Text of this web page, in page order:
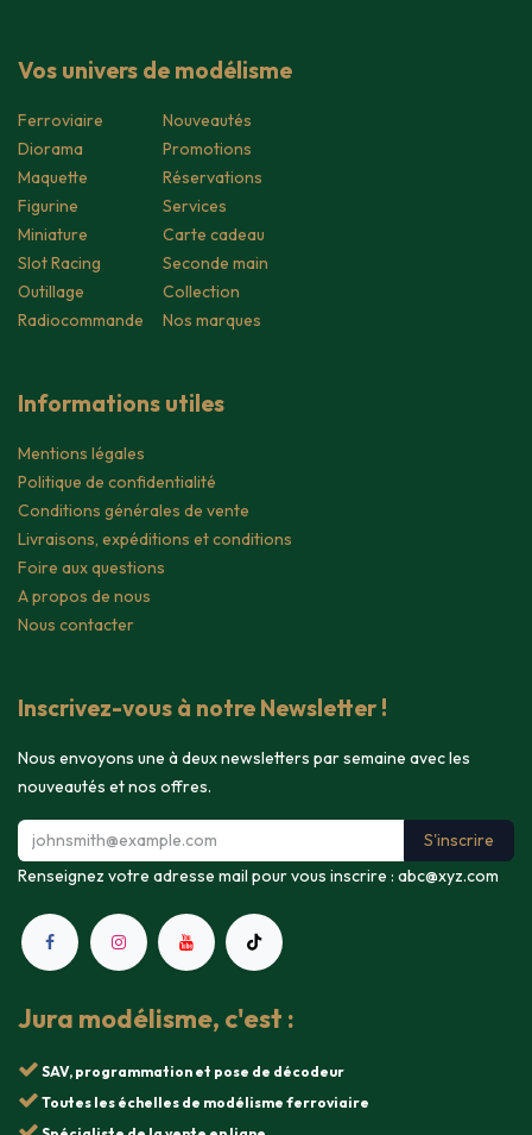
Vos univers de modélisme
Ferroviaire
Diorama
Maquette
Figurine
Miniature
Slot Racing
Outillage
Radiocommande
Nouveautés
Promotions
Réservations
Services
Carte cadeau
Seconde main
Collection
Nos marques
Informations utiles
Mentions légales
Politique de confidentialité
Conditions générales de vente
Livraisons, expéditions et conditions
Foire aux questions
A propos de nous
Nous contacter
Inscrivez-vous à notre Newsletter !
Nous envoyons une à deux newsletters par semaine avec les
nouveautés et nos offres.
S'inscrire
Renseignez votre adresse mail pour vous inscrire : abc@xyz.com
Jura modélisme, c'est :
SAV, programmation et pose de décodeur
Toutes les échelles de modélisme ferroviaire